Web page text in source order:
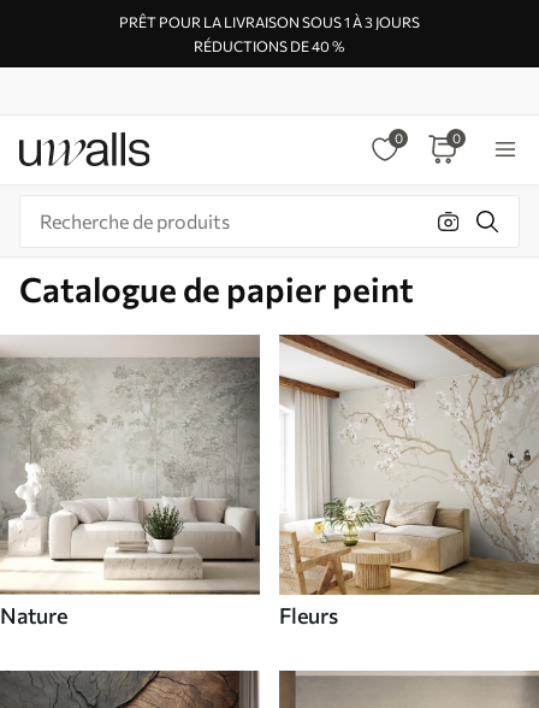
PRÊT POUR LA LIVRAISON SOUS 1 À 3 JOURS
RÉDUCTIONS DE 40 %
0 0
Catalogue de papier peint
Nature Fleurs